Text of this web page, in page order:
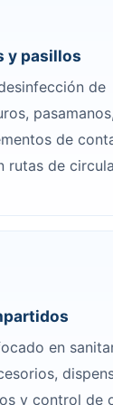
y pasillos
de
de
rutas de
en
y control de